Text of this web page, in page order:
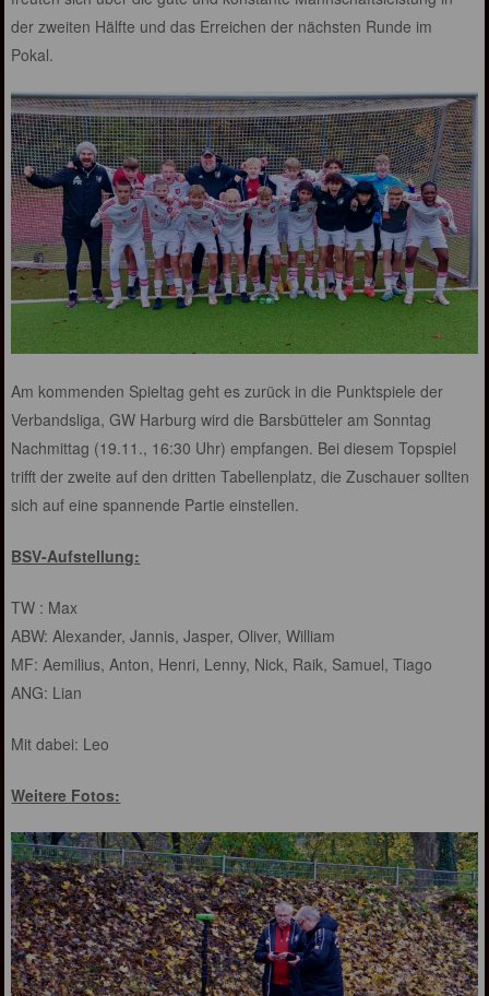
der zweiten Hälfte und das Erreichen der nächsten Runde im
Pokal.
Am kommenden Spieltag geht es zurück in die Punktspiele der
Verbandsliga, GW Harburg wird die Barsbütteler am Sonntag
Nachmittag (19.11., 16:30 Uhr) empfangen. Bei diesem Topspiel
trifft der zweite auf den dritten Tabellenplatz, die Zuschauer sollten
sich auf eine spannende Partie einstellen.
BSV-Aufstellung:
TW : Max
ABW: Alexander, Jannis, Jasper, Oliver, William
MF: Aemilius, Anton, Henri, Lenny, Nick, Raik, Samuel, Tiago
ANG: Lian
Mit dabei: Leo
Weitere Fotos: